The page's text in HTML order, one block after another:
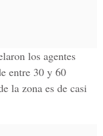
los agentes
entre 30 y 60
la zona es de casi